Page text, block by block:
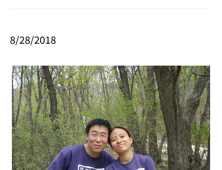
o
n
8/28/2018